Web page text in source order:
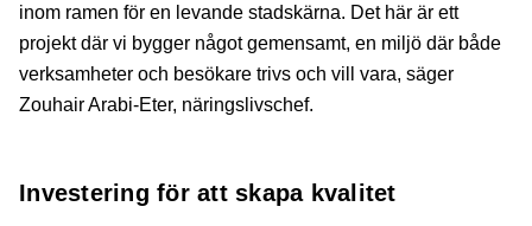
inom ramen för en levande stadskärna. Det här är ett
projekt där vi bygger något gemensamt, en miljö där både
verksamheter och besökare trivs och vill vara, säger
Zouhair Arabi-Eter, näringslivschef.
Investering för att skapa kvalitet